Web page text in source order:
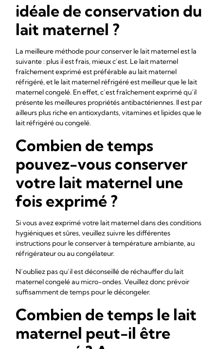
idéale de conservation du
lait maternel ?
La meilleure méthode pour conserver le lait maternel est la
suivante : plus il est frais, mieux c’est. Le lait maternel
fraîchement exprimé est préférable au lait maternel
réfrigéré, et le lait maternel réfrigéré est meilleur que le lait
maternel congelé. En effet, c’est fraîchement exprimé qu’il
présente les meilleures propriétés antibactériennes. Il est par
ailleurs plus riche en antioxydants, vitamines et lipides que le
lait réfrigéré ou congelé.
Combien de temps
pouvez-vous conserver
votre lait maternel une
fois exprimé ?
Si vous avez exprimé votre lait maternel dans des conditions
hygiéniques et sûres, veuillez suivre les différentes
instructions pour le conserver à température ambiante, au
réfrigérateur ou au congélateur.
N’oubliez pas qu’il est déconseillé de réchauffer du lait
maternel congelé au micro-ondes. Veuillez donc prévoir
suffisamment de temps pour le décongeler.
Combien de temps le lait
maternel peut-il être